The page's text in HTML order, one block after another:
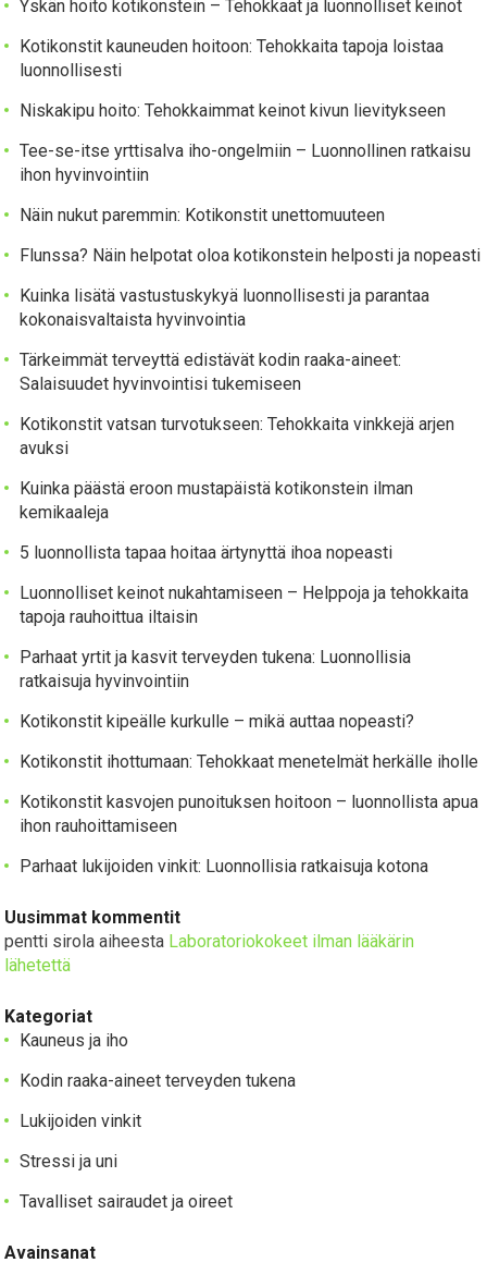
Yskän hoito kotikonstein – Tehokkaat ja luonnolliset keinot
Kotikonstit kauneuden hoitoon: Tehokkaita tapoja loistaa
luonnollisesti
Niskakipu hoito: Tehokkaimmat keinot kivun lievitykseen
Tee-se-itse yrttisalva iho-ongelmiin – Luonnollinen ratkaisu
ihon hyvinvointiin
Näin nukut paremmin: Kotikonstit unettomuuteen
Flunssa? Näin helpotat oloa kotikonstein helposti ja nopeasti
Kuinka lisätä vastustuskykyä luonnollisesti ja parantaa
kokonaisvaltaista hyvinvointia
Tärkeimmät terveyttä edistävät kodin raaka-aineet:
Salaisuudet hyvinvointisi tukemiseen
Kotikonstit vatsan turvotukseen: Tehokkaita vinkkejä arjen
avuksi
Kuinka päästä eroon mustapäistä kotikonstein ilman
kemikaaleja
5 luonnollista tapaa hoitaa ärtynyttä ihoa nopeasti
Luonnolliset keinot nukahtamiseen – Helppoja ja tehokkaita
tapoja rauhoittua iltaisin
Parhaat yrtit ja kasvit terveyden tukena: Luonnollisia
ratkaisuja hyvinvointiin
Kotikonstit kipeälle kurkulle – mikä auttaa nopeasti?
Kotikonstit ihottumaan: Tehokkaat menetelmät herkälle iholle
Kotikonstit kasvojen punoituksen hoitoon – luonnollista apua
ihon rauhoittamiseen
Parhaat lukijoiden vinkit: Luonnollisia ratkaisuja kotona
Uusimmat kommentit
pentti sirola aiheesta Laboratoriokokeet ilman lääkärin
lähetettä
Kategoriat
Kauneus ja iho
Kodin raaka-aineet terveyden tukena
Lukijoiden vinkit
Stressi ja uni
Tavalliset sairaudet ja oireet
Avainsanat